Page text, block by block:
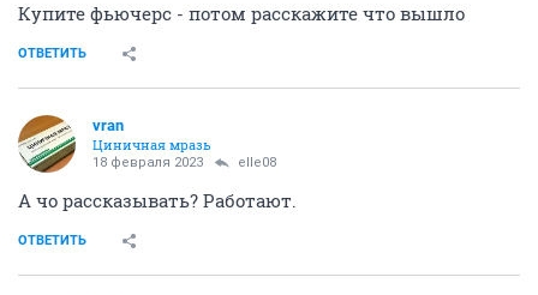
Купите фьючерс - потом расскажите что вышло
ОТВЕТИТЬ
vran
Циничная мразь
18 февраля 2023 elle08
А чо рассказывать? Работают.
ОТВЕТИТЬ